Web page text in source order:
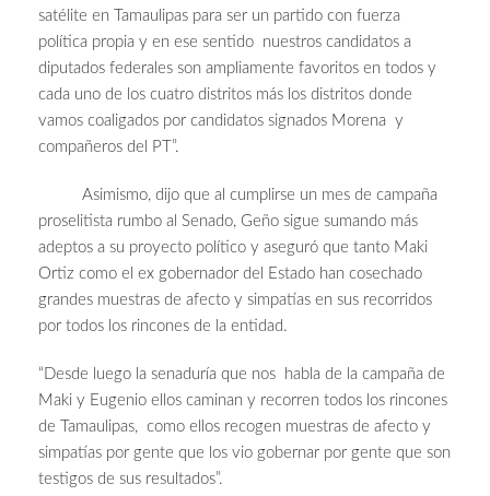
satélite en Tamaulipas para ser un partido con fuerza
política propia y en ese sentido nuestros candidatos a
diputados federales son ampliamente favoritos en todos y
cada uno de los cuatro distritos más los distritos donde
vamos coaligados por candidatos signados Morena y
compañeros del PT”.
Asimismo, dijo que al cumplirse un mes de campaña
proselitista rumbo al Senado, Geño sigue sumando más
adeptos a su proyecto político y aseguró que tanto Maki
Ortiz como el ex gobernador del Estado han cosechado
grandes muestras de afecto y simpatías en sus recorridos
por todos los rincones de la entidad.
“Desde luego la senaduría que nos habla de la campaña de
Maki y Eugenio ellos caminan y recorren todos los rincones
de Tamaulipas, como ellos recogen muestras de afecto y
simpatías por gente que los vio gobernar por gente que son
testigos de sus resultados”.